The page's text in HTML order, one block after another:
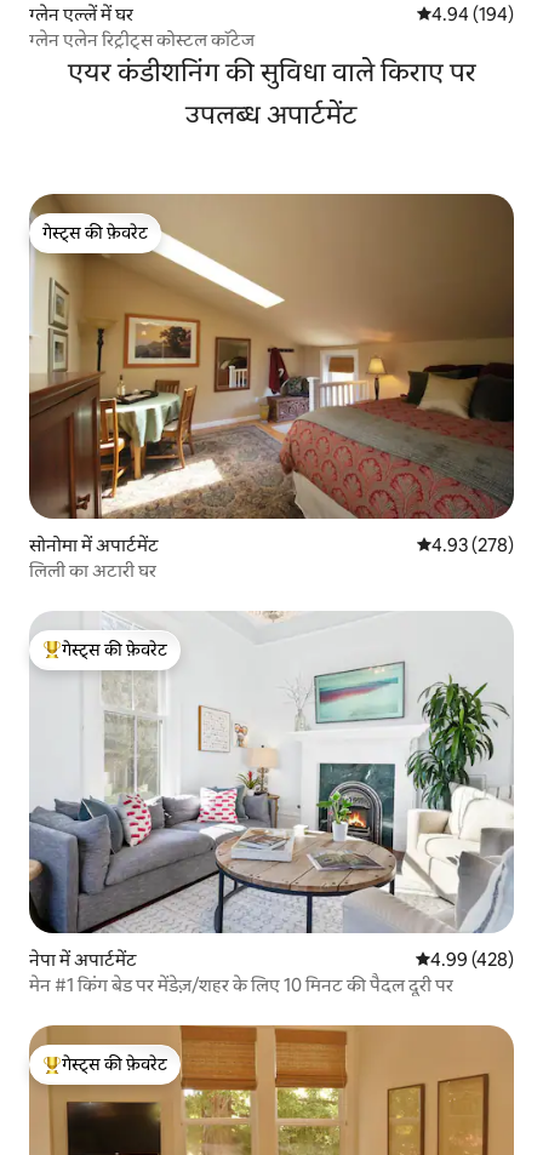
ग्लेन एल्लें में घर औसत रेटिंग 5 में से
4.94 (194)
ग्लेन एलेन रिट्रीट्स कोस्टल कॉटेज
एयर कंडीशनिंग की सुविधा वाले किराए पर
उपलब्ध अपार्टमेंट
गेस्ट्स की फ़ेवरेट
गेस्ट्स की फ़ेवरेट
सोनोमा में अपार्टमेंट औसत रेटिंग 5 में से
4.93 (278)
लिली का अटारी घर
गेस्ट्स का टॉप फ़ेवरेट
गेस्ट्स की फ़ेवरेट
नेपा में अपार्टमेंट औसत रेटिंग 5 में से
4.99 (428)
मेन #1 किंग बेड पर मेंडेज़/शहर के लिए 10 मिनट की पैदल दूरी पर
गेस्ट्स का टॉप फ़ेवरेट
गेस्ट्स की फ़ेवरेट